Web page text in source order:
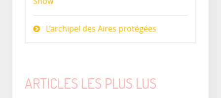
L’archipel des Aires protégées
ARTICLES LES PLUS LUS